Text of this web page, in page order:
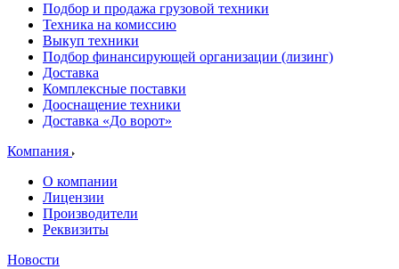
Подбор и продажа грузовой техники
Техника на комиссию
Выкуп техники
Подбор финансирующей организации (лизинг)
Доставка
Комплексные поставки
Дооснащение техники
Доставка «До ворот»
Компания
О компании
Лицензии
Производители
Реквизиты
Новости